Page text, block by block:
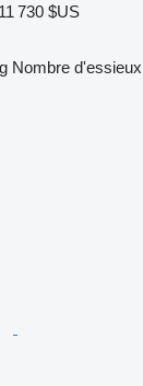
730 $US
Nombre d'essieux